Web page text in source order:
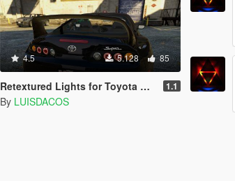
4.5 5.128 85
Retextured Lights for Toyota Supra 1.1
By LUISDACOS